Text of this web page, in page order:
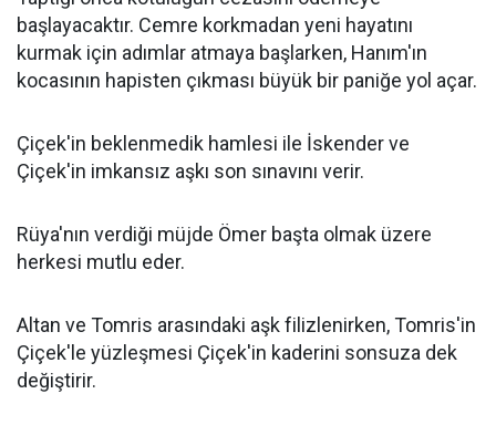
başlayacaktır. Cemre korkmadan yeni hayatını
kurmak için adımlar atmaya başlarken, Hanım'ın
kocasının hapisten çıkması büyük bir paniğe yol açar.
Çiçek'in beklenmedik hamlesi ile İskender ve
Çiçek'in imkansız aşkı son sınavını verir.
Rüya'nın verdiği müjde Ömer başta olmak üzere
herkesi mutlu eder.
Altan ve Tomris arasındaki aşk filizlenirken, Tomris'in
Çiçek'le yüzleşmesi Çiçek'in kaderini sonsuza dek
değiştirir.